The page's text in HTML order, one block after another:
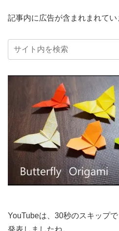
記事内に広告が含まれまれてい
YouTubeは、30秒のスキップ